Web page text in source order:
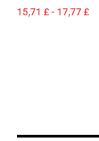
15,71 £ - 17,77 £